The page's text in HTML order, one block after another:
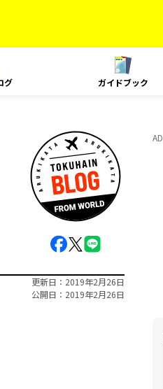
グ ガイドブック
更新日
2019年2月26日
公開日
2019年2月26日
AD